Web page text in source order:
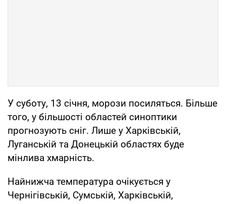
У суботу, 13 січня, морози посиляться. Більше
того, у більшості областей синоптики
прогнозують сніг. Лише у Харківській,
Луганській та Донецькій областях буде
мінлива хмарність.
Найнижча температура очікується у
Чернігівській, Сумській, Харківській,